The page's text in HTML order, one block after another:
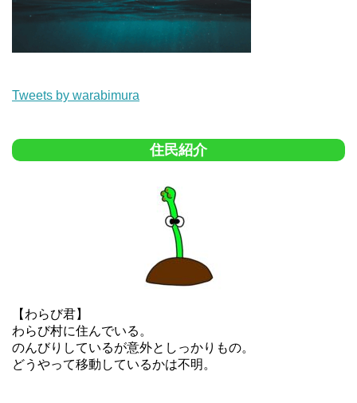
Tweets by warabimura
住民紹介
【わらび君】
わらび村に住んでいる。
のんびりしているが意外としっかりもの。
どうやって移動しているかは不明。